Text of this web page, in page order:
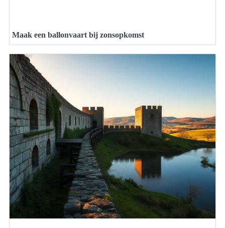
Maak een ballonvaart bij zonsopkomst